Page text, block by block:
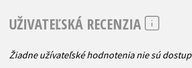
UŽIVATEĽSKÁ RECENZIA
Žiadne užívateľské hodnotenia nie sú